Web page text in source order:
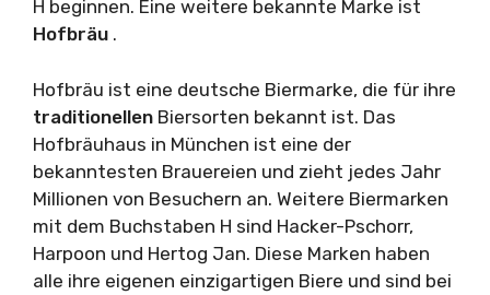
H beginnen. Eine weitere bekannte Marke ist
Hofbräu .
Hofbräu ist eine deutsche Biermarke, die für ihre
traditionellen Biersorten bekannt ist. Das
Hofbräuhaus in München ist eine der
bekanntesten Brauereien und zieht jedes Jahr
Millionen von Besuchern an. Weitere Biermarken
mit dem Buchstaben H sind Hacker-Pschorr,
Harpoon und Hertog Jan. Diese Marken haben
alle ihre eigenen einzigartigen Biere und sind bei